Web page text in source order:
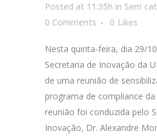
Posted at 11:35h in Sem
0 Comments
0 Likes
Nesta quinta-feira, dia 29/
Secretaria de Inovação da
de uma reunião de
programa de compliance
reunião foi conduzida pelo
Inovação, Dr. Alexandre